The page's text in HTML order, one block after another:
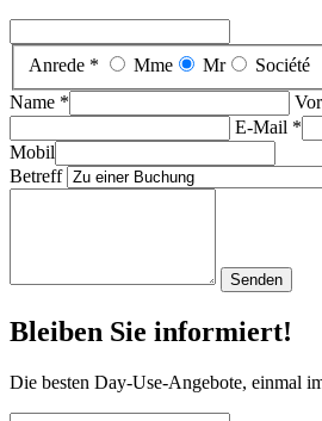
Anrede * Mme Mr
Société
Name *
E-Mail *
Mobil
Betreff
Senden
Bleiben Sie informiert!
Die besten Day-Use-Angebote, einmal